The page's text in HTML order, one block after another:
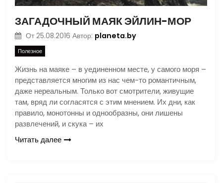
ЗАГАДОЧНЫЙ МАЯК ЭЙЛИН-МОР
От 25.08.2016 Автор: planeta.by
Полезное
Жизнь на маяке – в уединенном месте, у самого моря –
представляется многим из нас чем-то романтичным,
даже нереальным. Только вот смотрители, живущие
там, вряд ли согласятся с этим мнением. Их дни, как
правило, монотонны и однообразны, они лишены
развлечений, и скука – их
Читать далее